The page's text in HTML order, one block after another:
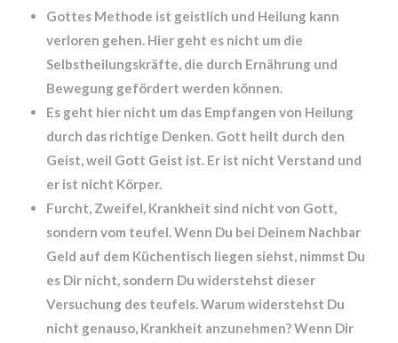
Gottes Methode ist geistlich und Heilung kann
verloren gehen. Hier geht es nicht um die
Selbstheilungskräfte, die durch Ernährung und
Bewegung gefördert werden können.
Es geht hier nicht um das Empfangen von Heilung
durch das richtige Denken. Gott heilt durch den
Geist, weil Gott Geist ist. Er ist nicht Verstand und
er ist nicht Körper.
Furcht, Zweifel, Krankheit sind nicht von Gott,
sondern vom teufel. Wenn Du bei Deinem Nachbar
Geld auf dem Küchentisch liegen siehst, nimmst Du
es Dir nicht, sondern Du widerstehst dieser
Versuchung des teufels. Warum widerstehst Du
nicht genauso, Krankheit anzunehmen? Wenn Dir